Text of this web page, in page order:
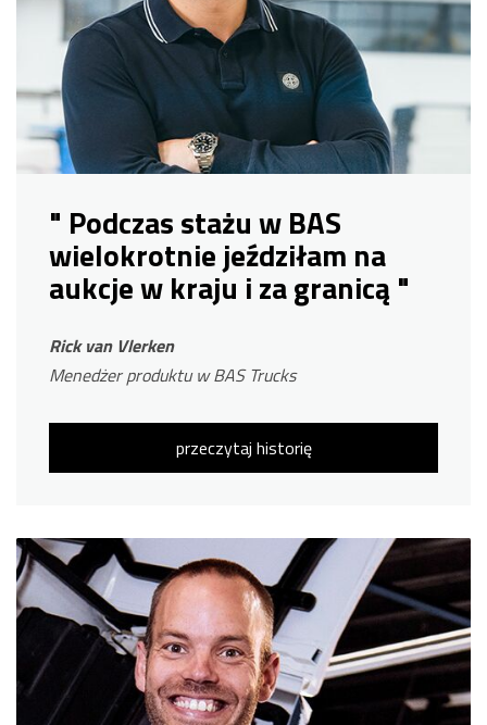
" Podczas stażu w BAS
wielokrotnie jeździłam na
aukcje w kraju i za granicą "
Rick van Vlerken
Menedżer produktu w BAS Trucks
przeczytaj historię